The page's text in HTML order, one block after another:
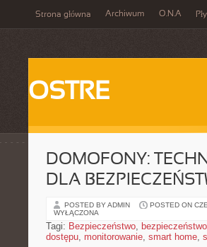
Strona główna Archiwum O.N.A
OSTRE
DOMOFONY:
DLA
POSTED BY ADMIN POSTED ON
WYŁĄCZONA
Tagi: Bezpieczeństwo,
dostępu, monitorowanie, smart home,